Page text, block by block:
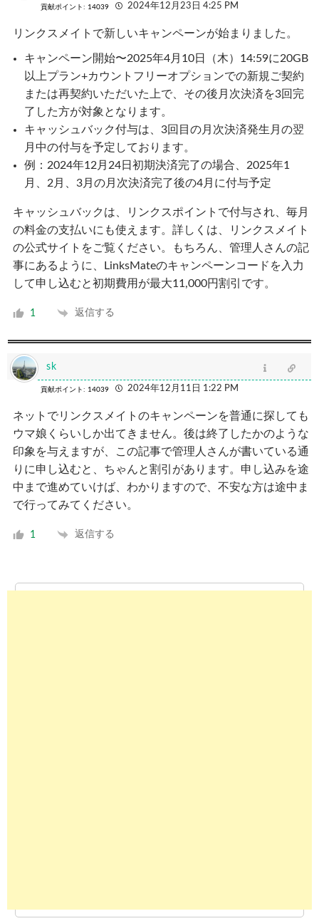
貢献ポイント: 14039 2024年12月23日 4:25 PM
リンクスメイトで新しいキャンペーンが始まりました。
キャンペーン開始〜2025年4月10日（木）14:59に20GB
以上プラン+カウントフリーオプションでの新規ご契約
または再契約いただいた上で、その後月次決済を3回完
了した方が対象となります。
キャッシュバック付与は、3回目の月次決済発生月の翌
月中の付与を予定しております。
例：2024年12月24日初期決済完了の場合、2025年1
月、2月、3月の月次決済完了後の4月に付与予定
キャッシュバックは、リンクスポイントで付与され、毎月
の料金の支払いにも使えます。詳しくは、リンクスメイト
の公式サイトをご覧ください。もちろん、管理人さんの記
事にあるように、LinksMateのキャンペーンコードを入力
して申し込むと初期費用が最大11,000円割引です。
1 返信する
sk
貢献ポイント: 14039 2024年12月11日 1:22 PM
ネットでリンクスメイトのキャンペーンを普通に探しても
ウマ娘くらいしか出てきません。後は終了したかのような
印象を与えますが、この記事で管理人さんが書いている通
りに申し込むと、ちゃんと割引があります。申し込みを途
中まで進めていけば、わかりますので、不安な方は途中ま
で行ってみてください。
1 返信する